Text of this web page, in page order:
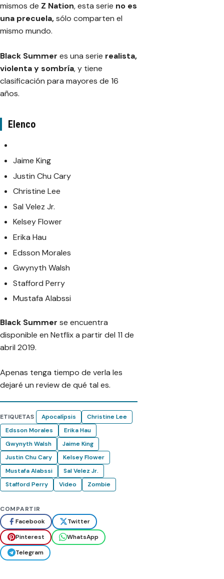
mismos de Z Nation, esta serie no es
una precuela,sólo comparten el
mismo mundo.
Black Summer es una serie realista,
violenta y sombría, y tiene
clasificación para mayores de 16
años.
Elenco
Jaime King
Justin Chu Cary
Christine Lee
Sal Velez Jr.
Kelsey Flower
Erika Hau
Edsson Morales
Gwynyth Walsh
Stafford Perry
Mustafa Alabssi
Black Summer se encuentra
disponible en Netflix a partir del 11 de
abril 2019.
Apenas tenga tiempo de verla les
dejaré un review de qué tal es.
ETIQUETAS Apocalípsis
Christine Lee
Edsson Morales
Erika Hau
Gwynyth Walsh
Jaime King
Justin Chu Cary
Kelsey Flower
Mustafa Alabssi
Sal Velez Jr.
Stafford Perry
Video Zombie
COMPARTIR
Facebook
Twitter
Pinterest
WhatsApp
Telegram